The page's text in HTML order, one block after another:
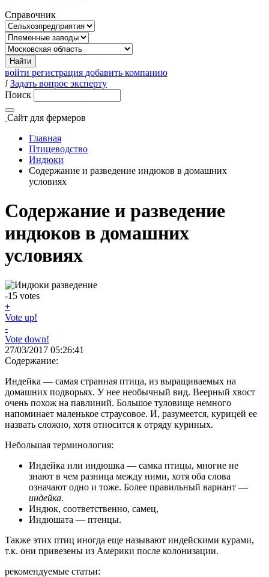
Справочник
войти регистрация добавить компанию
! Задать вопрос эксперту
Поиск
Сайт для фермеров
Главная
Птицеводство
Индюки
Содержание и разведение индюков в домашних
условиях
Содержание и разведение
индюков в домашних
условиях
-15 votes
+
Vote up!
-
Vote down!
27/03/2017 05:26:41
Содержание:
Индейка — самая странная птица, из выращиваемых на
домашних подворьях. У нее необычный вид. Веерный хвост
очень похож на павлиний. Большое туловище немного
напоминает маленькое страусовое. И, разумеется, курицей ее
назвать сложно, хотя относится к отряду куриных.
Небольшая терминология:
Индейка или индюшка — самка птицы, многие не
знают в чем разница между ними, хотя оба слова
означают одно и тоже. Более правильный вариант —
индейка.
Индюк, соответственно, самец,
Индюшата — птенцы.
Также этих птиц иногда еще называют индейскими курами,
т.к. они привезены из Америки после колонизации.
рекомендуемые статьи: